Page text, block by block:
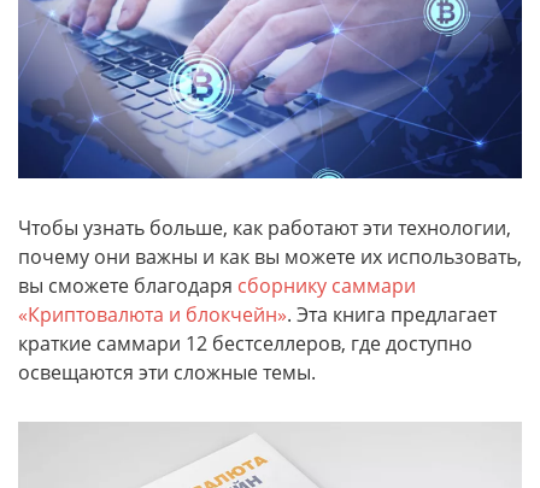
Чтобы узнать больше, как работают эти технологии,
почему они важны и как вы можете их использовать,
вы сможете благодаря сборнику саммари
«Криптовалюта и блокчейн». Эта книга предлагает
краткие саммари 12 бестселлеров, где доступно
освещаются эти сложные темы.